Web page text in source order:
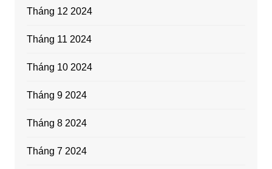
Tháng 12 2024
Tháng 11 2024
Tháng 10 2024
Tháng 9 2024
Tháng 8 2024
Tháng 7 2024